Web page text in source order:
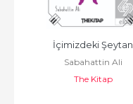
İçimizdeki Şeytan
Sabahattin Ali
The Kitap